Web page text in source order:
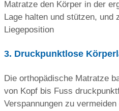
Matratze den Körper in der
Lage halten und stützen, und
Liegeposition
3. Druckpunktlose
Die orthopädische Matratze
von Kopf bis Fuss
Verspannungen zu